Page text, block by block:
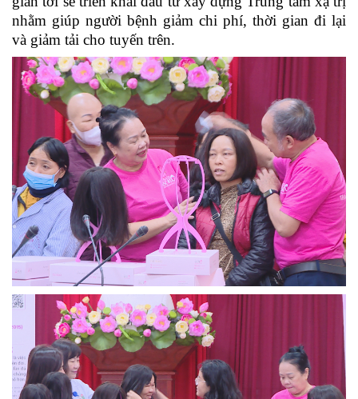
nhằm giúp người bệnh giảm chi phí, thời gian đi lại
và giảm tải cho tuyến trên.